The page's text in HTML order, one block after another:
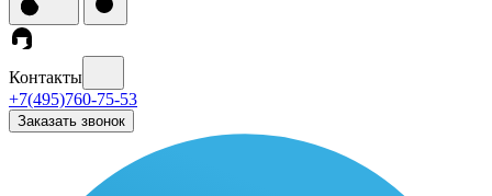
Контакты
+7(495)760-75-53
Заказать звонок